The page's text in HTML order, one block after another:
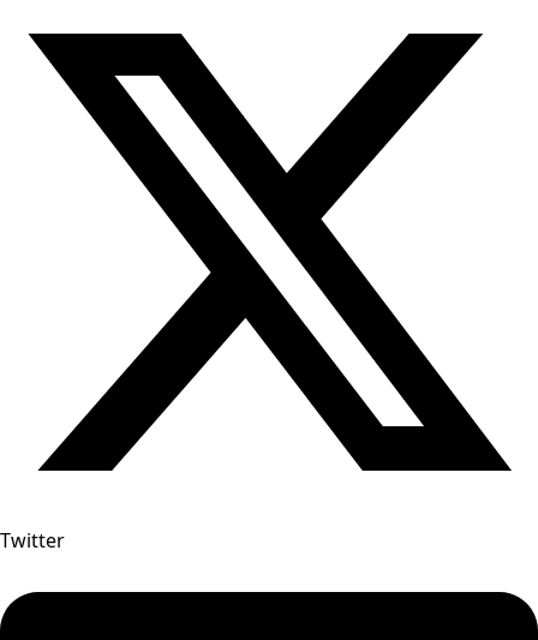
Twitter